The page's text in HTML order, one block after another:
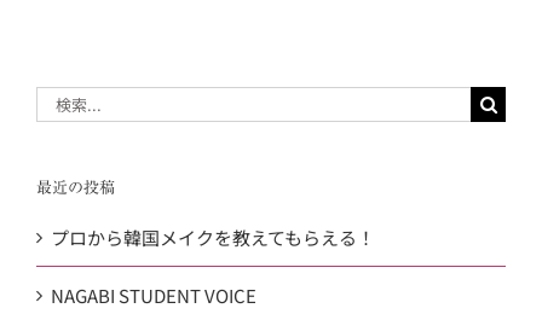
最近の投稿
プロから韓国メイクを教えてもらえる！
NAGABI STUDENT VOICE